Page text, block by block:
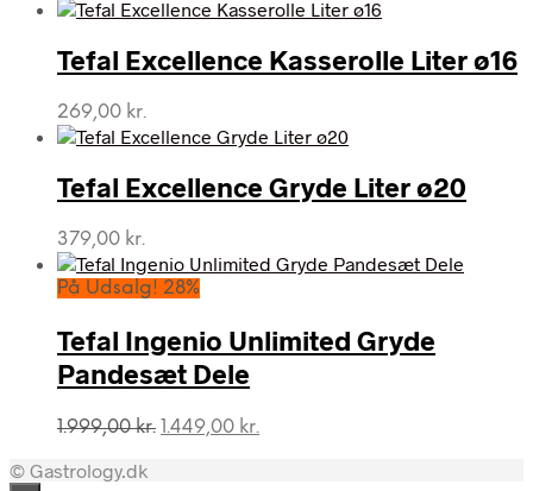
Tefal Excellence Kasserolle Liter ø16
269,00 kr.
Tefal Excellence Gryde Liter ø20
379,00 kr.
På Udsalg! 28%
Tefal Ingenio Unlimited Gryde
Pandesæt Dele
1.999,00kr. Den
1.449,00 kr.
© Gastrology.dk